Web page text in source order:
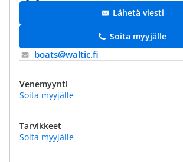
Lähetä viesti
Soita myyjälle
boats@​waltic.fi
Venemyynti
Soita myyjälle
Tarvikkeet
Soita myyjälle